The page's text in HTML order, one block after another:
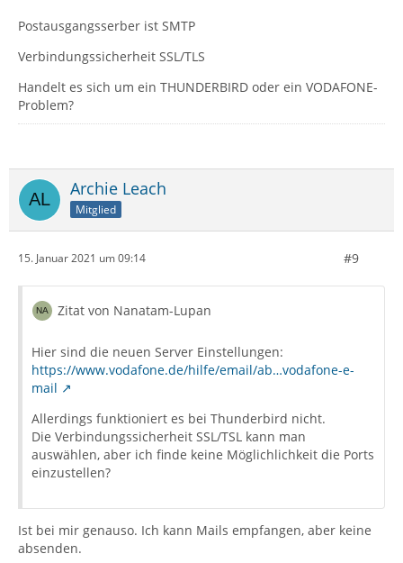
Postausgangsserber ist SMTP
Verbindungssicherheit SSL/TLS
Handelt es sich um ein THUNDERBIRD oder ein VODAFONE-
Problem?
Archie Leach
Mitglied
15. Januar 2021 um 09:14 #9
Zitat von Nanatam-Lupan
Hier sind die neuen Server Einstellungen:
https://www.vodafone.de/hilfe/email/ab…vodafone-e-
mail
Allerdings funktioniert es bei Thunderbird nicht.
Die Verbindungssicherheit SSL/TSL kann man
auswählen, aber ich finde keine Möglichlichkeit die Ports
einzustellen?
Ist bei mir genauso. Ich kann Mails empfangen, aber keine
absenden.